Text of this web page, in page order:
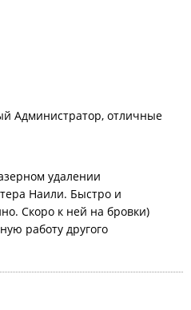
Администратор, отличные
удалении
Наили. Быстро и
Скоро к ней на бровки)
работу другого